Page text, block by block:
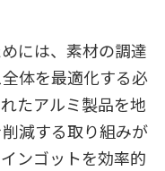
には、素材の調達
体を最適化する必
たアルミ製品を地
減する取り組みが
ンゴットを効率的